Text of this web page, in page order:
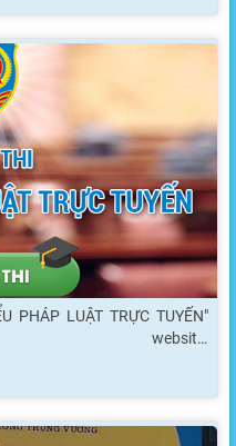
PHÁP LUẬT TRỰC TUYẾN"